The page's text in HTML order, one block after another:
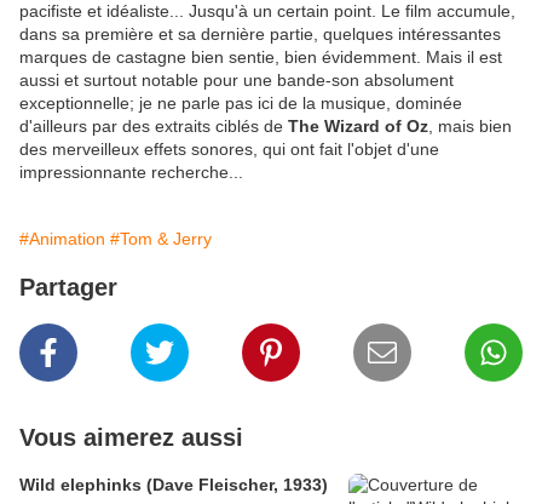
pacifiste et idéaliste... Jusqu'à un certain point. Le film accumule,
dans sa première et sa dernière partie, quelques intéressantes
marques de castagne bien sentie, bien évidemment. Mais il est
aussi et surtout notable pour une bande-son absolument
exceptionnelle; je ne parle pas ici de la musique, dominée
d'ailleurs par des extraits ciblés de The Wizard of Oz , mais bien
des merveilleux effets sonores, qui ont fait l'objet d'une
impressionnante recherche...
#Animation #Tom & Jerry
Partager
Vous aimerez aussi
Wild elephinks (Dave Fleischer, 1933)